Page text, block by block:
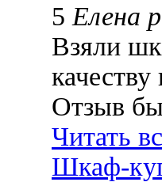
5 Елена
Взяли
Отзыв
Читать
Шкаф-